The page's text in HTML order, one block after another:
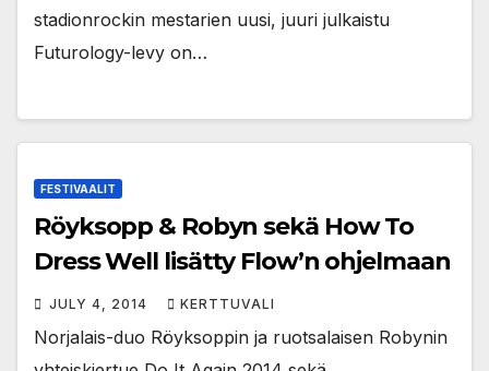
stadionrockin mestarien uusi, juuri julkaistu
Futurology-levy on…
FESTIVAALIT
Röyksopp & Robyn sekä How To
Dress Well lisätty Flow’n ohjelmaan
JULY 4, 2014 KERTTUVALI
Norjalais-duo Röyksoppin ja ruotsalaisen Robynin